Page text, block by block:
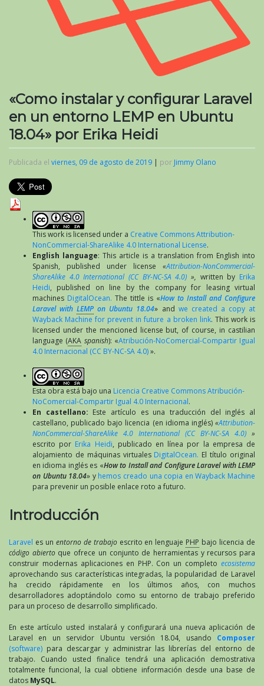
«Como instalar y configurar Laravel
en un entorno LEMP en Ubuntu
18.04» por Erika Heidi
Publicada el viernes, 09 de agosto de 2019 | por Jimmy Olano
This work is licensed under a Creative Commons Attribution-
NonCommercial-ShareAlike 4.0 International License.
English language: This article is a translation from English into
Spanish, published under license «Attribution-NonCommercial-
ShareAlike 4.0 International (CC BY-NC-SA 4.0) », written by Erika
Heidi, published on line by the company for leasing virtual
machines DigitalOcean. The tittle is «How to Install and Configure
Laravel withLEMP on Ubuntu 18.04» and we created a copy at
Wayback Machine for prevent in future a broken link. This work is
licensed under the mencioned license but, of course, in castilian
language (AKA spanish): «Atribución-NoComercial-Compartir Igual
4.0 Internacional (CC BY-NC-SA 4.0)».
Esta obra está bajo una Licencia Creative Commons Atribución-
NoComercial-Compartir Igual 4.0 Internacional.
En castellano: Este artículo es una traducción del inglés al
castellano, publicado bajo licencia (en idioma inglés) «Attribution-
NonCommercial-ShareAlike 4.0 International (CC BY-NC-SA 4.0) »
escrito por Erika Heidi, publicado en línea por la empresa de
alojamiento de máquinas virtuales DigitalOcean. El título original
en idioma inglés es «How to Install and Configure Laravel with LEMP
on Ubuntu 18.04» y hemos creado una copia en Wayback Machine
para prevenir un posible enlace roto a futuro.
Introducción
Laravel es un entorno de trabajoescrito en lenguaje PHP bajo licencia de
código abierto que ofrece un conjunto de herramientas y recursos para
construir modernas aplicaciones en PHP. Con un completo ecosistema
aprovechando sus características integradas, la popularidad de Laravel
ha crecido rápidamente en los últimos años, con muchos
desarrolladores adoptándolo como su entorno de trabajo preferido
para un proceso de desarrollo simplificado.
En este artículo usted instalará y configurará una nueva aplicación de
Laravel en un servidor Ubuntu versión 18.04, usando Composer
(software) para descargar y administrar las librerías del entorno de
trabajo. Cuando usted finalice tendrá una aplicación demostrativa
totalmente funcional, la cual obtiene información desde una base de
datos MySQL.